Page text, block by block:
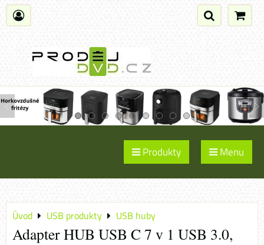
Produkty Menu
Úvod USB produkty USB huby
Adapter HUB USB C 7 v 1 USB 3.0,